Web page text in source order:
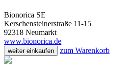
Bionorica SE
Kerschensteinerstraße 11-15
92318 Neumarkt
www.bionorica.de
weiter einkaufen zum Warenkorb